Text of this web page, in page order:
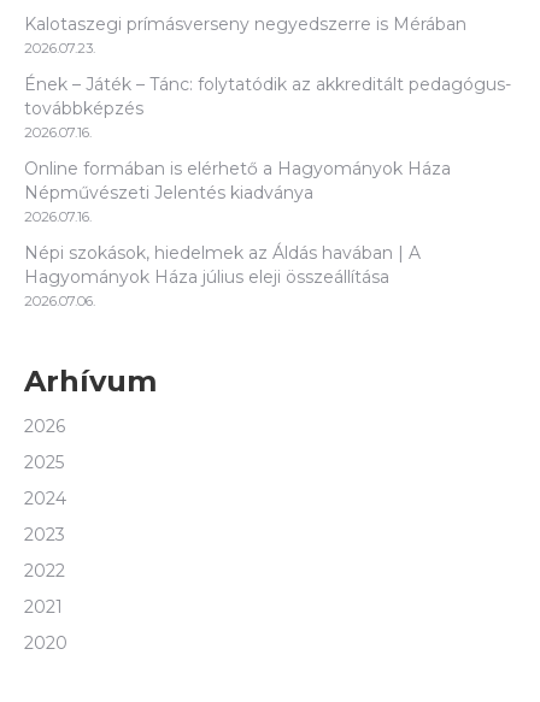
Kalotaszegi prímásverseny negyedszerre is Mérában
2026.07.23.
Ének – Játék – Tánc: folytatódik az akkreditált pedagógus-
továbbképzés
2026.07.16.
Online formában is elérhető a Hagyományok Háza
Népművészeti Jelentés kiadványa
2026.07.16.
Népi szokások, hiedelmek az Áldás havában | A
Hagyományok Háza július eleji összeállítása
2026.07.06.
Arhívum
2026
2025
2024
2023
2022
2021
2020